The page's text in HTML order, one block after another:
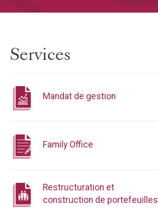
Services
Mandat de gestion
Family Office
Restructuration et
construction de portefeuilles